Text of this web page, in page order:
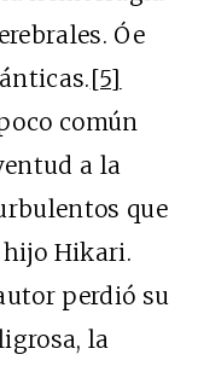
Óe
[5]
común
a la
que
hijo Hikari.
perdió su
la